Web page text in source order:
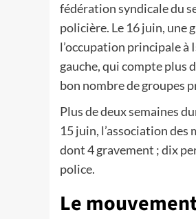
fédération syndicale du
policière. Le 16 juin, une
l’occupation principale
gauche, qui compte plus
bon nombre de groupes
Plus de deux semaines
15 juin, l’association des
dont 4 gravement ; dix
police.
Le